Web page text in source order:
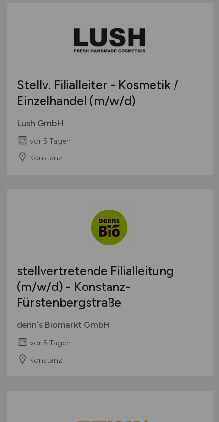
Stellv. Filialleiter - Kosmetik /
Einzelhandel (m/w/d)
Lush GmbH
vor 5 Tagen
Konstanz
stellvertretende Filialleitung
(m/w/d) - Konstanz-
Fürstenbergstraße
denn´s Biomarkt GmbH
vor 5 Tagen
Konstanz